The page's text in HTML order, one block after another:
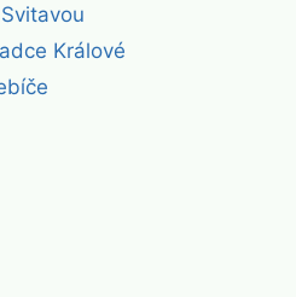
Králové